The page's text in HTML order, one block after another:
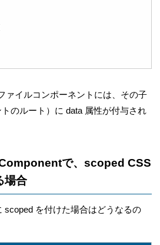
ァイルコンポーネントには、その子
のルート）に data 属性が付与され
で、scoped CSS
場合
scoped を付けた場合はどうなるの